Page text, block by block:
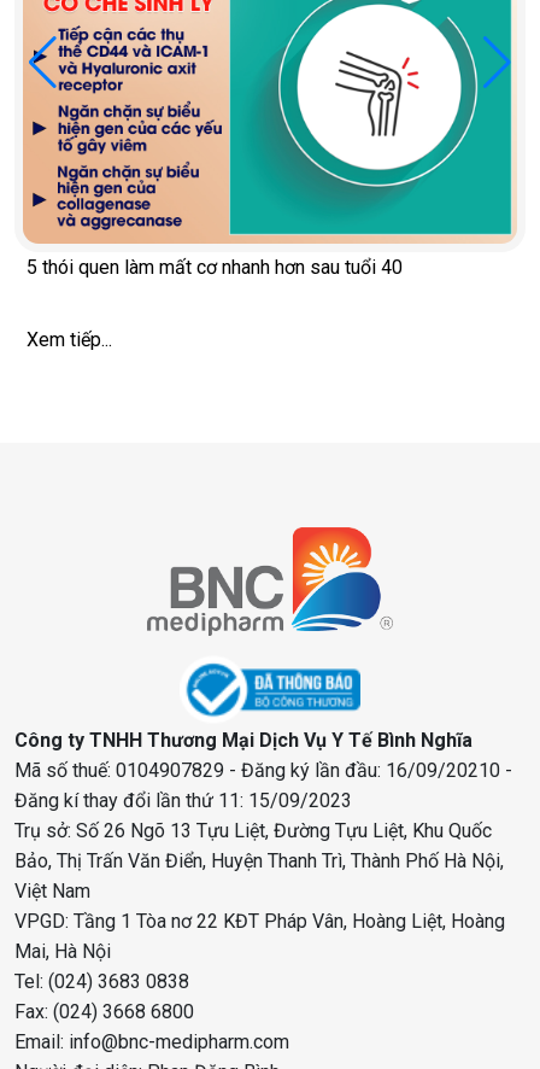
5 thói quen làm mất cơ nhanh hơn sau tuổi 40
Xem tiếp...
Công ty TNHH Thương Mại Dịch Vụ Y Tế Bình Nghĩa
Mã số thuế: 0104907829 - Đăng ký lần đầu: 16/09/20210 -
Đăng kí thay đổi lần thứ 11: 15/09/2023
Trụ sở: Số 26 Ngõ 13 Tựu Liệt, Đường Tựu Liệt, Khu Quốc
Bảo, Thị Trấn Văn Điển, Huyện Thanh Trì, Thành Phố Hà Nội,
Việt Nam
VPGD: Tầng 1 Tòa nơ 22 KĐT Pháp Vân, Hoàng Liệt, Hoàng
Mai, Hà Nội
Tel: (024) 3683 0838
Fax: (024) 3668 6800
Email: info@bnc-medipharm.com